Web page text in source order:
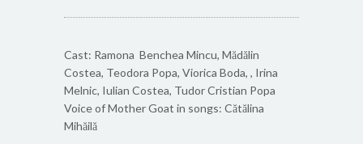
Cast: Ramona Benchea Mincu, Mădălin
Costea, Teodora Popa, Viorica Boda, , Irina
Melnic, Iulian Costea, Tudor Cristian Popa
Voice of Mother Goat in songs: Cătălina
Mihăilă